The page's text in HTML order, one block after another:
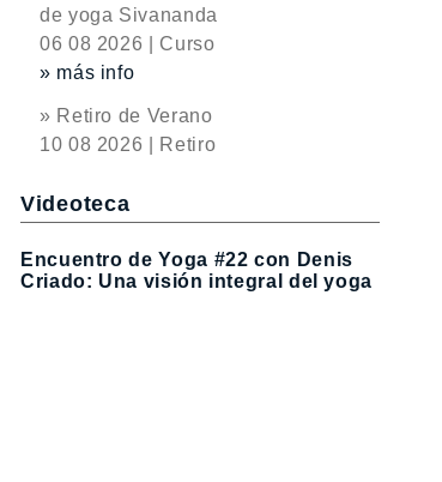
de yoga Sivananda
06 08 2026 | Curso
» más info
» Retiro de Verano
10 08 2026 | Retiro
Videoteca
Encuentro de Yoga #22 con Denis
Criado: Una visión integral del yoga